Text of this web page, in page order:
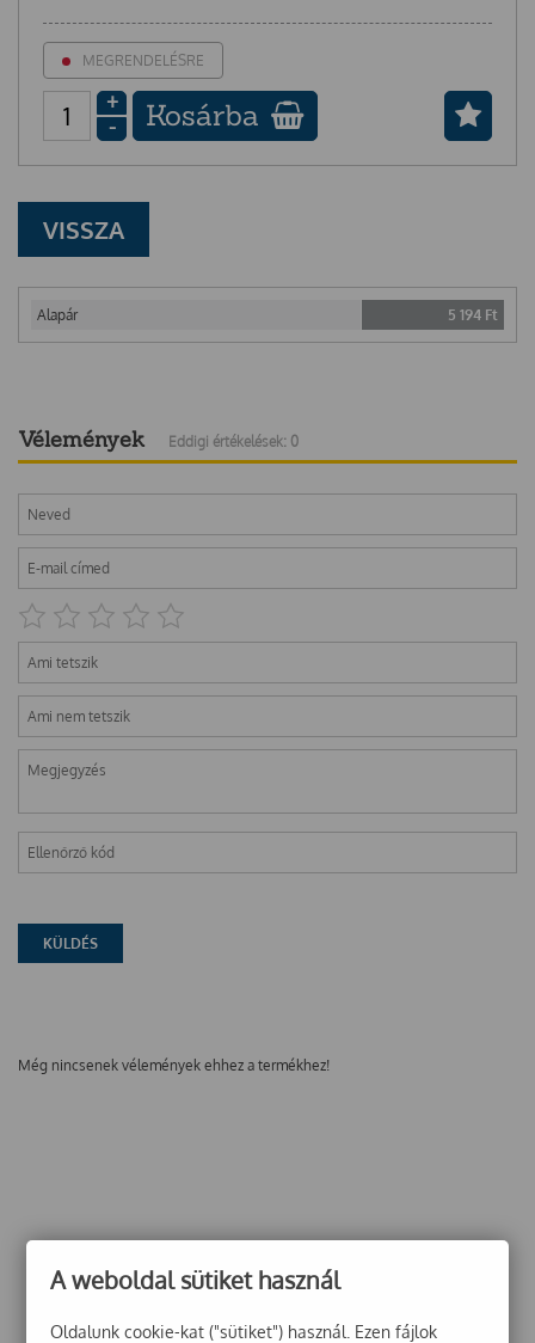
MEGRENDELÉSRE
+
-
Kosárba
VISSZA
Alapár 5 194 Ft
Vélemények Eddigi értékelések: 0
Még nincsenek vélemények ehhez a termékhez!
A weboldal sütiket használ
Oldalunk cookie-kat ("sütiket") használ. Ezen fájlok